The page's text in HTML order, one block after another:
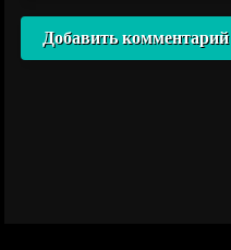
Добавить комментарий